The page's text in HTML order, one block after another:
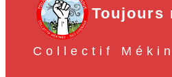
Toujours
Collectif